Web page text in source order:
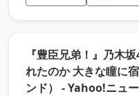
『豊臣兄弟！』乃木
れたのか 大きな瞳に
ンド） - Yahoo!ニュ